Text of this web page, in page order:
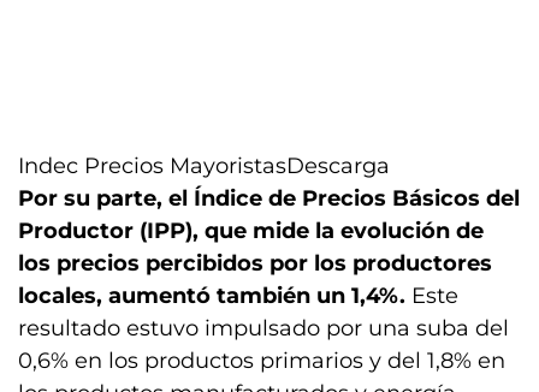
Indec Precios MayoristasDescarga
Por su parte, el Índice de Precios Básicos del
Productor (IPP), que mide la evolución de
los precios percibidos por los productores
locales, aumentó también un 1,4%. Este
resultado estuvo impulsado por una suba del
0,6% en los productos primarios y del 1,8% en